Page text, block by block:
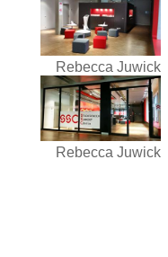
Rebecca Juwick
Rebecca Juwick